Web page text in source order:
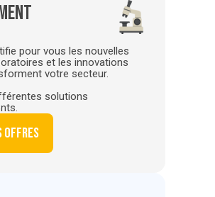
pour vous les nouvelles
et les innovations
votre secteur.
solutions
offres